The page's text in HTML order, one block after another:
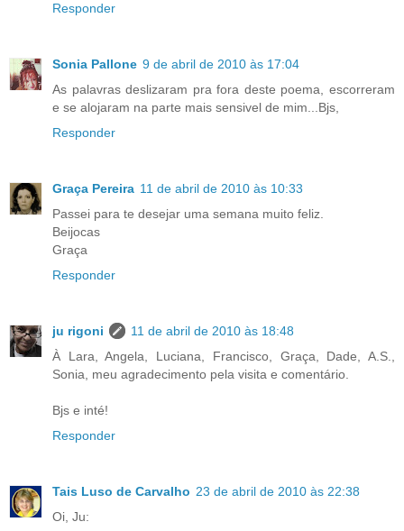
Responder
Sonia Pallone 9 de abril de 2010 às 17:04
As palavras deslizaram pra fora deste poema, escorreram
e se alojaram na parte mais sensivel de mim...Bjs,
Responder
Graça Pereira 11 de abril de 2010 às 10:33
Passei para te desejar uma semana muito feliz.
Beijocas
Graça
Responder
ju rigoni
11 de abril de 2010 às 18:48
À Lara, Angela, Luciana, Francisco, Graça, Dade, A.S.,
Sonia, meu agradecimento pela visita e comentário.
Bjs e inté!
Responder
Tais Luso de Carvalho 23 de abril de 2010 às 22:38
Oi, Ju: